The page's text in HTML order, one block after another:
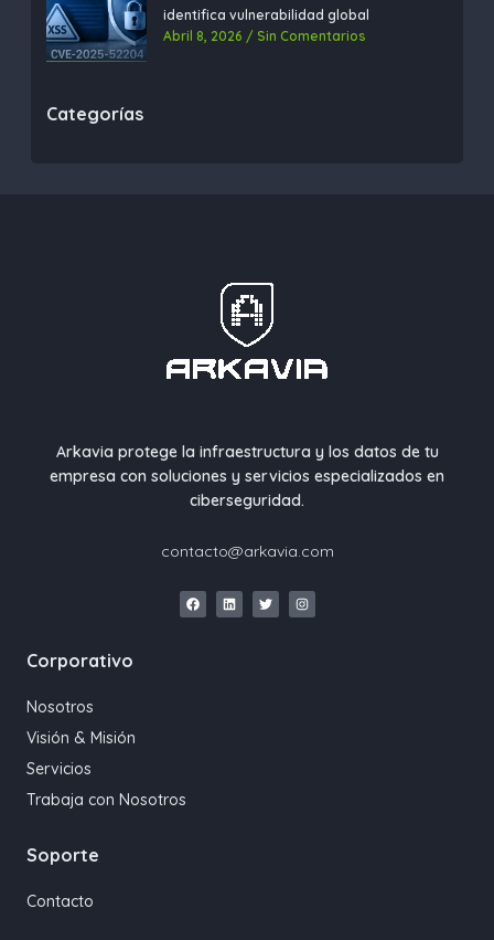
identifica vulnerabilidad global
Abril 8, 2026
Sin Comentarios
Categorías
Arkavia protege la infraestructura y los datos de tu
empresa con soluciones y servicios especializados en
ciberseguridad.
contacto@arkavia.com
Corporativo
Nosotros
Visión & Misión
Servicios
Trabaja con Nosotros
Soporte
Contacto